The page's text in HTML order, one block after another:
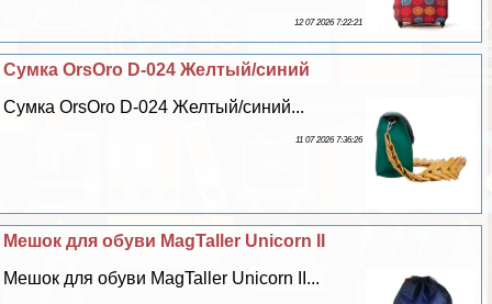
12 07 2026 7:22:21
Сумка OrsOro D-024 Желтый/синий
Сумка OrsOro D-024 Желтый/синий...
11 07 2026 7:36:26
Мешок для обуви MagTaller Unicorn II
Мешок для обуви MagTaller Unicorn II...